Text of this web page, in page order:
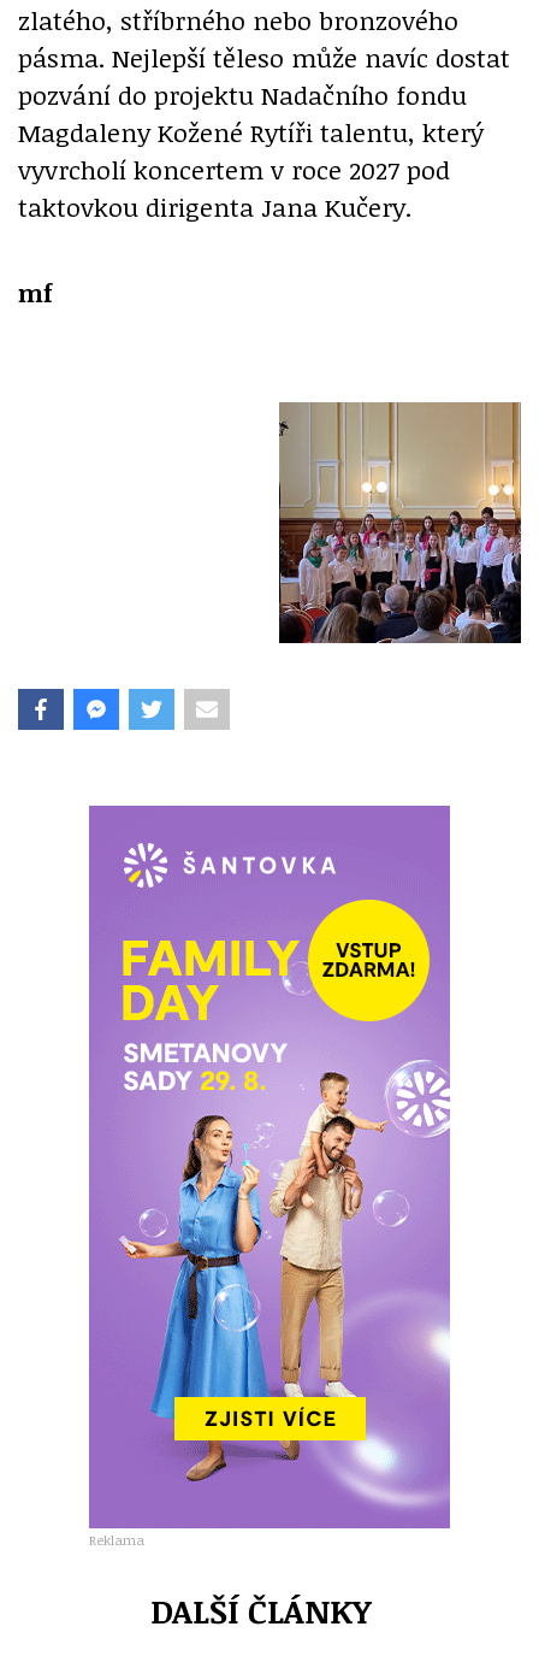
zlatého, stříbrného nebo bronzového
pásma. Nejlepší těleso může navíc dostat
pozvání do projektu Nadačního fondu
Magdaleny Kožené Rytíři talentu, který
vyvrcholí koncertem v roce 2027 pod
taktovkou dirigenta Jana Kučery.
mf
Reklama
DALŠÍ ČLÁNKY